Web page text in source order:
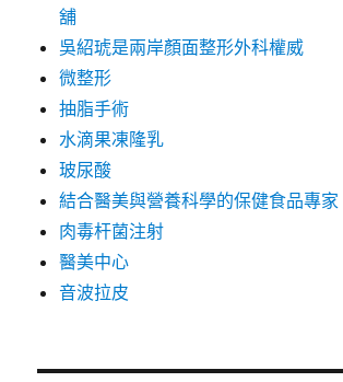
舖
吳紹琥是兩岸顏面整形外科權威
微整形
抽脂手術
水滴果凍隆乳
玻尿酸
結合醫美與營養科學的保健食品專家
肉毒杆菌注射
醫美中心
音波拉皮